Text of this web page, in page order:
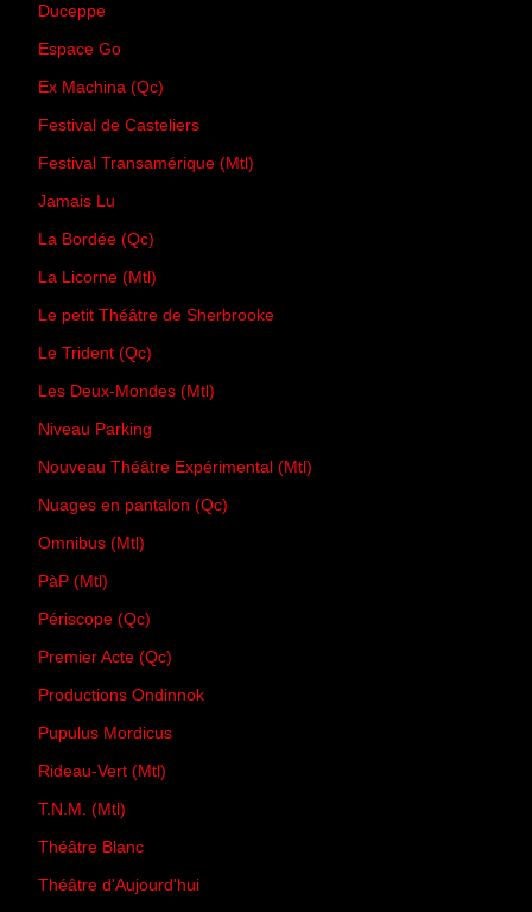
Duceppe
Espace Go
Ex Machina (Qc)
Festival de Casteliers
Festival Transamérique (Mtl)
Jamais Lu
La Bordée (Qc)
La Licorne (Mtl)
Le petit Théâtre de Sherbrooke
Le Trident (Qc)
Les Deux-Mondes (Mtl)
Niveau Parking
Nouveau Théâtre Expérimental (Mtl)
Nuages en pantalon (Qc)
Omnibus (Mtl)
PàP (Mtl)
Périscope (Qc)
Premier Acte (Qc)
Productions Ondinnok
Pupulus Mordicus
Rideau-Vert (Mtl)
T.N.M. (Mtl)
Théâtre Blanc
Théâtre d'Aujourd'hui